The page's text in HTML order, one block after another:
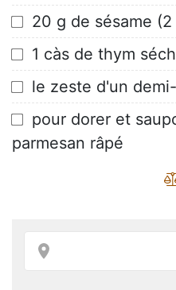
 20 g de sésame
 1 càs de thym
 le zeste d'un
 pour dorer et
parmesan râpé